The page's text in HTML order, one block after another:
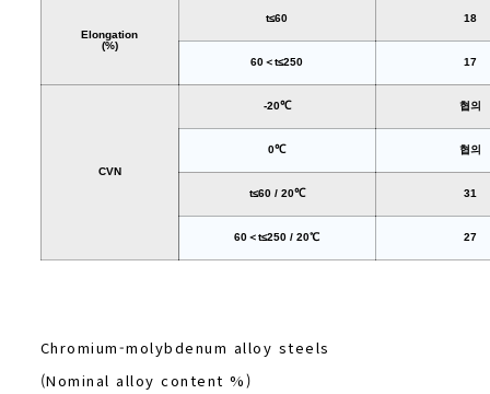
Elongation
(%)
t≤60 18
60＜t≤250 17
CVN
-20℃ 협의
0℃ 협의
t≤60 / 20℃ 31
60＜t≤250 / 20℃ 27
Chromium-molybdenum alloy steels
(Nominal alloy content %)